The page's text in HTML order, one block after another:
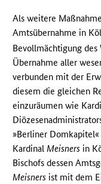
Als weitere
Amtsübernahme in
Bevollmächtigung des
Übernahme aller
verbunden mit der
diesem die gleichen
einzuräumen wie
»Berliner
KardinalMeisners in
Bischofs dessen
Meisners ist mit dem